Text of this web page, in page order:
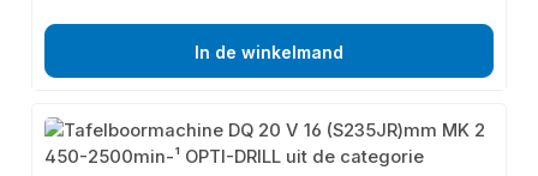
In de winkelmand